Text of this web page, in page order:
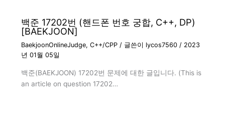
백준 17202번 (핸드폰 번호 궁합, C++, DP)
[BAEKJOON]
BaekjoonOnlineJudge, C++/CPP/ 글쓴이 lycos7560 / 2023
년 01월 05일
백준(BAEKJOON) 17202번 문제에 대한 글입니다. (This is
an article on question 17202…